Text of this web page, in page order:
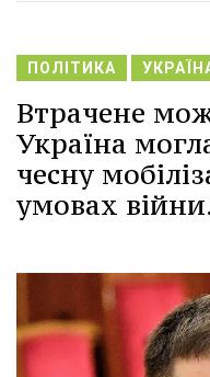
ПОЛІТИКА
Втрачене
Україна
чесну
умовах